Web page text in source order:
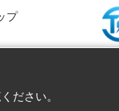
プ
ださい。